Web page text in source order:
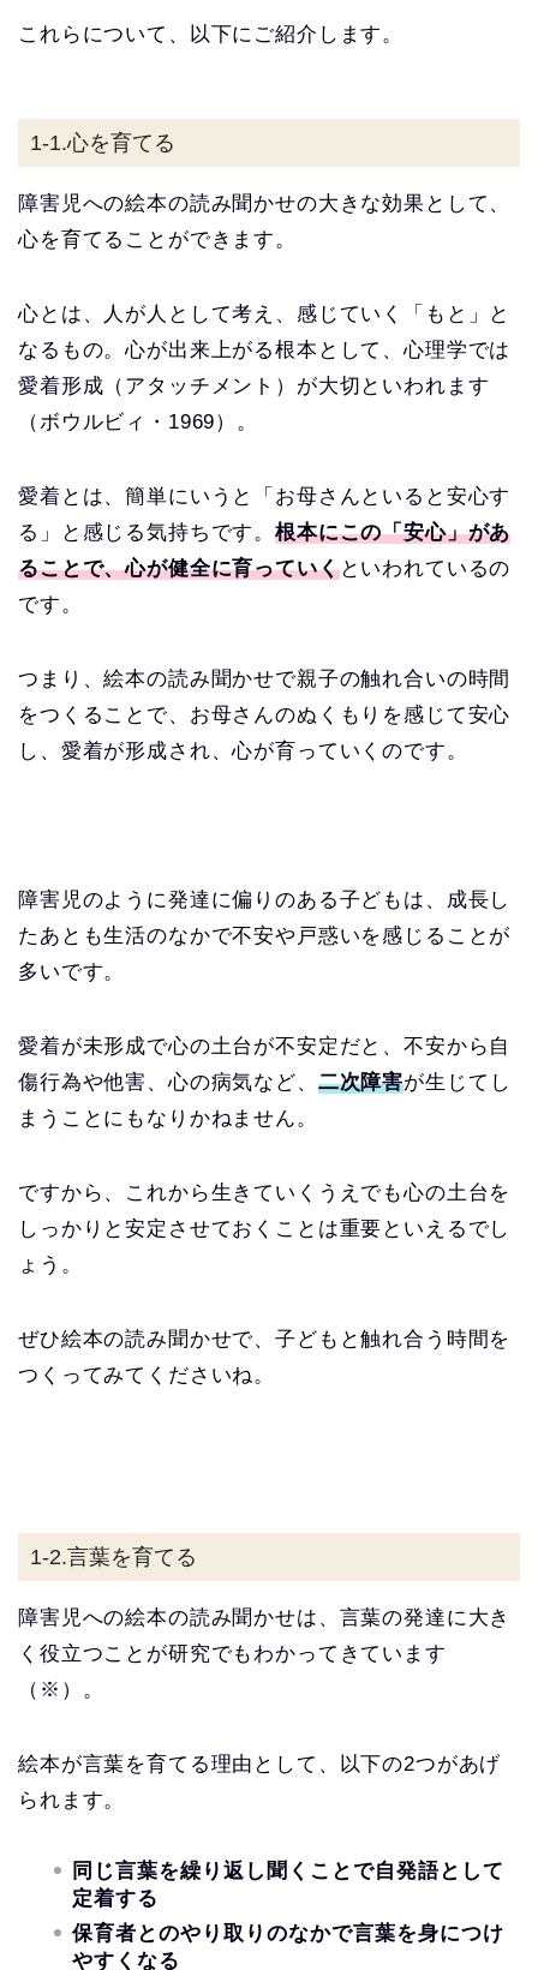
これらについて、以下にご紹介します。
1-1.心を育てる
障害児への絵本の読み聞かせの大きな効果として、
心を育てることができます。
心とは、人が人として考え、感じていく「もと」と
なるもの。心が出来上がる根本として、心理学では
愛着形成（アタッチメント）が大切といわれます
（ボウルビィ・1969）。
愛着とは、簡単にいうと「お母さんといると安心す
る」と感じる気持ちです。根本にこの「安心」があ
ることで、心が健全に育っていくといわれているの
です。
つまり、絵本の読み聞かせで親子の触れ合いの時間
をつくることで、お母さんのぬくもりを感じて安心
し、愛着が形成され、心が育っていくのです。
障害児のように発達に偏りのある子どもは、成長し
たあとも生活のなかで不安や戸惑いを感じることが
多いです。
愛着が未形成で心の土台が不安定だと、不安から自
傷行為や他害、心の病気など、 二次障害が生じてし
まうことにもなりかねません。
ですから、これから生きていくうえでも心の土台を
しっかりと安定させておくことは重要といえるでし
ょう。
ぜひ絵本の読み聞かせで、子どもと触れ合う時間を
つくってみてくださいね。
1-2.言葉を育てる
障害児への絵本の読み聞かせは、言葉の発達に大き
く役立つことが研究でもわかってきています
（※）。
絵本が言葉を育てる理由として、以下の2つがあげ
られます。
同じ言葉を繰り返し聞くことで自発語として
定着する
保育者とのやり取りのなかで言葉を身につけ
やすくなる